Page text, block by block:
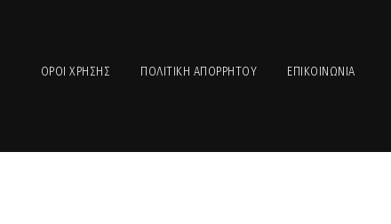
ΟΡΟΙ ΧΡΉΣΗΣ ΠΟΛΙΤΙΚΉ ΑΠΟΡΡΉΤΟΥ ΕΠΙΚΟΙΝΩΝΊΑ